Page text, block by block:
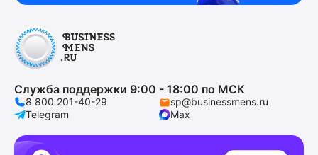
Служба поддержки 9:00 - 18:00 по МСК
8 800 201-40-29
sp@businessmens.ru
Telegram
Max